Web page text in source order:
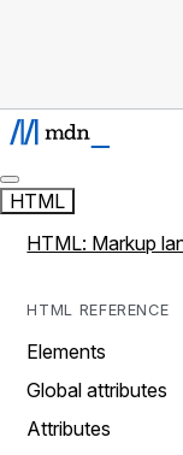
HTML
HTML: Markup
HTML REFERENCE
Elements
Global attributes
Attributes